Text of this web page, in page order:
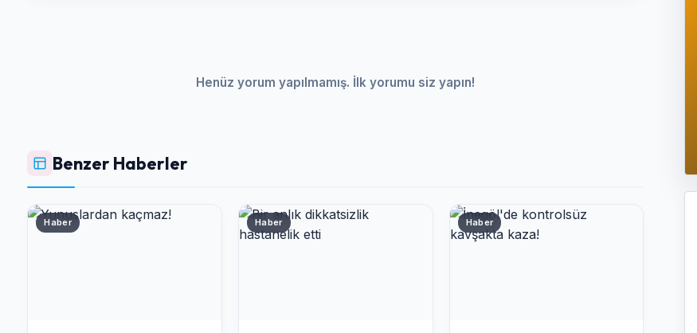
Henüz yorum yapılmamış. İlk yorumu siz yapın!
Benzer Haberler
Haber Haber Haber